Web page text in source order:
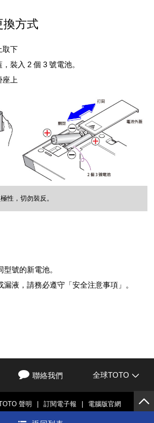
換方式
取下
裝入 2 個 3 號電池。
座上
性，切勿裝反。
號的新電池。
液，請務必遵守「安全注意事項」。
聯絡我們 全球TOTO
聲明 | 訂閱電子報 | 電腦版官網